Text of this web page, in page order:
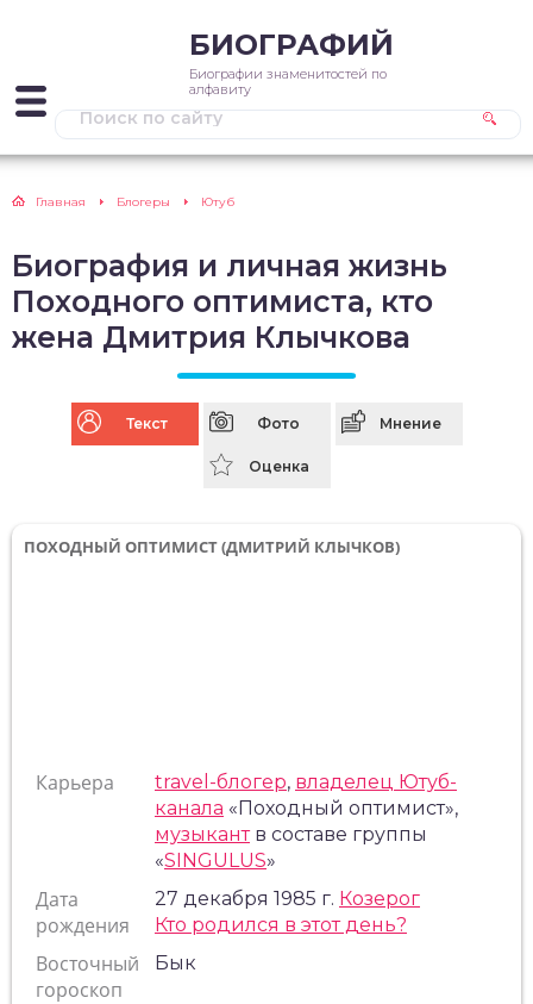
БИОГРАФИЙ
Биографии знаменитостей по
алфавиту
Главная Блогеры Ютуб
Биография и личная жизнь
Походного оптимиста, кто
жена Дмитрия Клычкова
Текст Фото Мнение
Оценка
ПОХОДНЫЙ ОПТИМИСТ (ДМИТРИЙ КЛЫЧКОВ)
Карьера travel-блогер, владелец Ютуб-
канала «Походный оптимист»,
музыкантв составе группы
«SINGULUS»
Дата
рождения
27 декабря 1985 г. Козерог
Кто родился в этот день?
Восточный
гороскоп
Бык